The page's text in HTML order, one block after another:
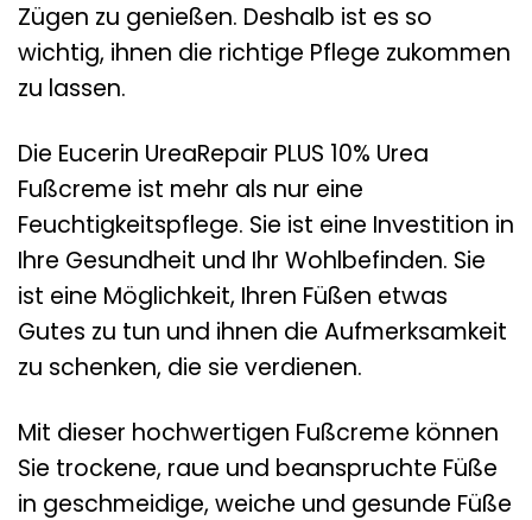
Zügen zu genießen. Deshalb ist es so
wichtig, ihnen die richtige Pflege zukommen
zu lassen.
Die Eucerin UreaRepair PLUS 10% Urea
Fußcreme ist mehr als nur eine
Feuchtigkeitspflege. Sie ist eine Investition in
Ihre Gesundheit und Ihr Wohlbefinden. Sie
ist eine Möglichkeit, Ihren Füßen etwas
Gutes zu tun und ihnen die Aufmerksamkeit
zu schenken, die sie verdienen.
Mit dieser hochwertigen Fußcreme können
Sie trockene, raue und beanspruchte Füße
in geschmeidige, weiche und gesunde Füße